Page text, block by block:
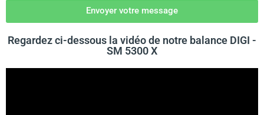
Envoyer votre message
Regardez ci-dessous la vidéo de notre balance DIGI -
SM 5300 X